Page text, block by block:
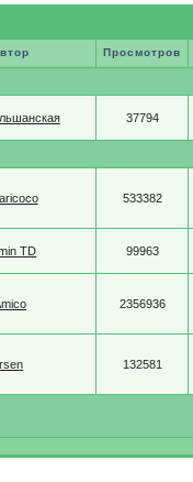
Просмотров
37794
533382
TD 99963
2356936
132581